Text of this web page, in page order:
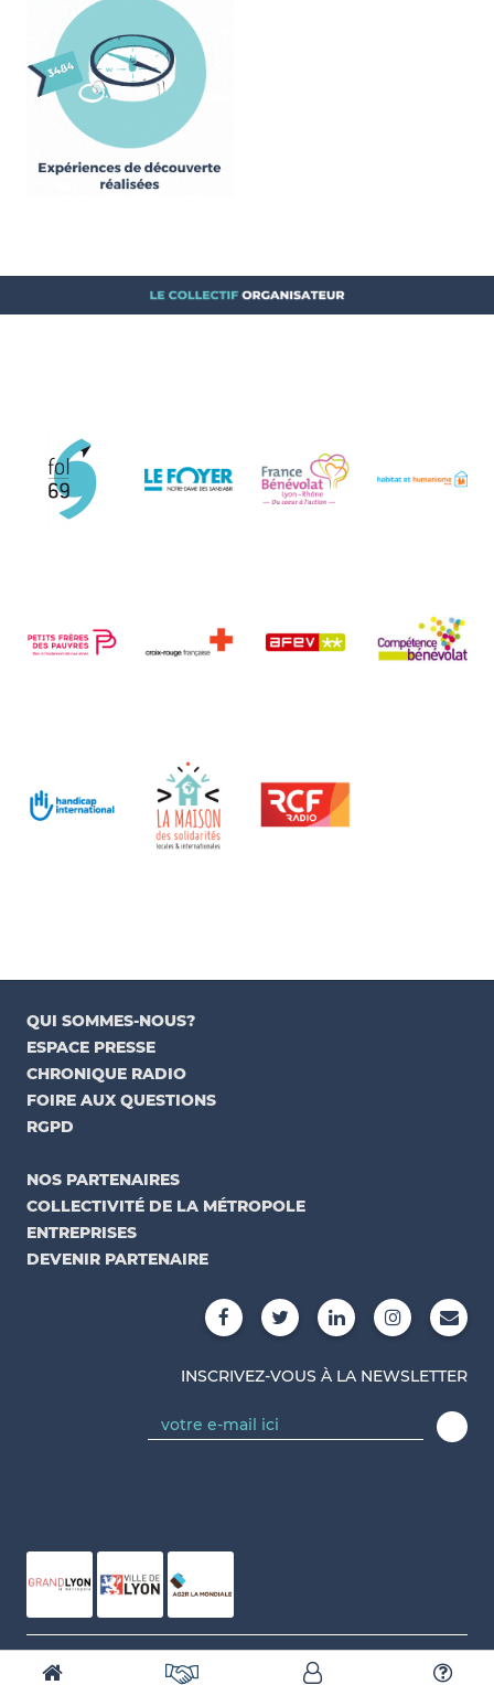
QUI SOMMES-NOUS?
ESPACE PRESSE
CHRONIQUE RADIO
FOIRE AUX QUESTIONS
RGPD
NOS PARTENAIRES
COLLECTIVITÉ DE LA MÉTROPOLE
ENTREPRISES
DEVENIR PARTENAIRE
INSCRIVEZ-VOUS À LA NEWSLETTER
Conçu et réalisé par Numidev